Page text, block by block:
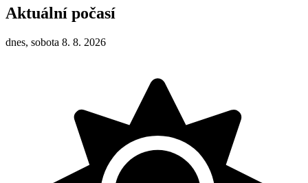
Aktuální počasí
dnes, sobota 8. 8. 2026